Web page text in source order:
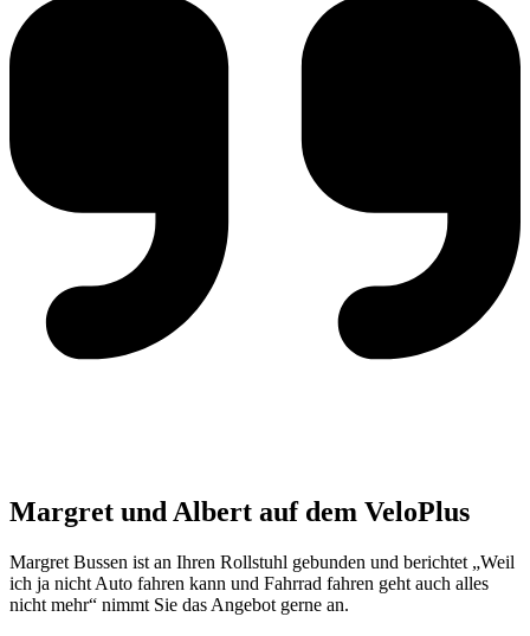
Margret und Albert auf dem VeloPlus
Margret Bussen ist an Ihren Rollstuhl gebunden und berichtet „Weil
ich ja nicht Auto fahren kann und Fahrrad fahren geht auch alles
nicht mehr“ nimmt Sie das Angebot gerne an.